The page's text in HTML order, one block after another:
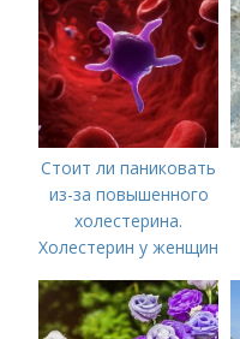
Стоит ли паниковать
из-за повышенного
холестерина.
Холестерин у женщин